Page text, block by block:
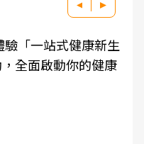
「一站式健康新生
全面啟動你的健康